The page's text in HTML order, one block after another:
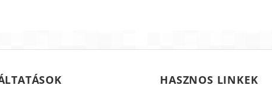
HASZNOS LINKEK